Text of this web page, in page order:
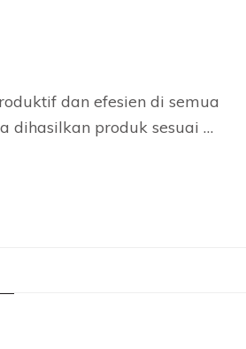
dan efesien di semua
dihasilkan produk sesuai …